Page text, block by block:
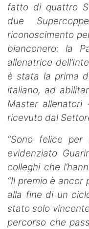
fatto di quattro
due
riconoscimento
bianconero: la
allenatrice
è stata la prima
italiano, ad
Master
ricevuto dal
“Sono felice per
evidenziato
colleghi che
“Il premio è
alla fine di un
stato solo
percorso che